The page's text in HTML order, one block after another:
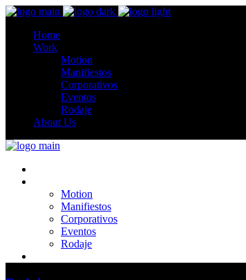
Home
Work
Motion
Manifiestos
Corporativos
Eventos
Rodaje
About Us
Motion
Manifiestos
Corporativos
Eventos
Rodaje